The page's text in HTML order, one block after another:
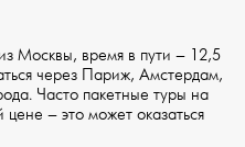
Москвы, время в пути – 12,5
через Париж, Амстердам,
Часто пакетные туры на
– это может оказаться